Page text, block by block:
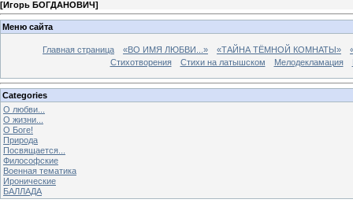
[Игорь БОГДАНОВИЧ]
Меню сайта
Главная страница «ВО ИМЯ ЛЮБВИ...» «ТАЙНА ТЁМНОЙ КОМНАТЫ»
Стихотворения
Стихи на латышском Мелодекламация
Categories
О любви...
О жизни...
О Боге!
Природа
Посвящается...
Философские
Военная тематика
Иронические
БАЛЛАДА